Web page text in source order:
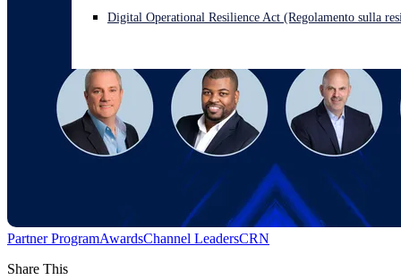
Digital Operational Resilience Act (Regolamento sulla
Partner ProgramAwardsChannel LeadersCRN
Share This